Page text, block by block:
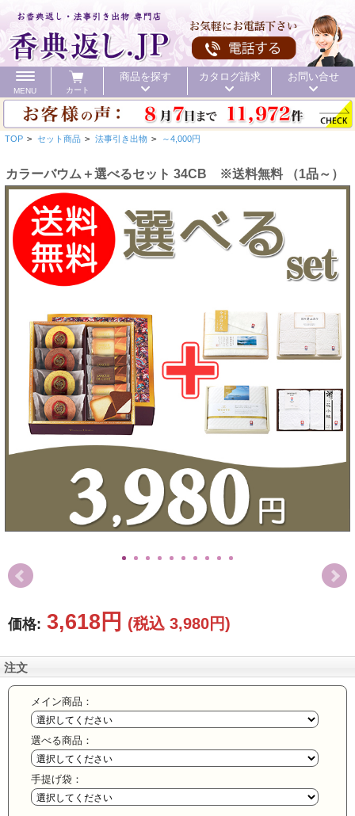
MENU カート
商品を探す
カテゴリ
頂いた金額 初盆 お返し 40%OFF
お値引き 送料無料 カタログ
特選ギフト セット商品 お急ぎ便
ランキング
価格で探す
40%OFF
お値引き
送料無料
カタログギフト
特選ギフト
セット商品
カタログ請求 お問い合せ
TOP > セット商品 > 法事引き出物 > ～4,000円
カラーバウム＋選べるセット 34CB ※送料無料 （1品～）
価格: 3,618円 (税込 3,980円)
注文
メイン商品：
選べる商品：
手提げ袋：